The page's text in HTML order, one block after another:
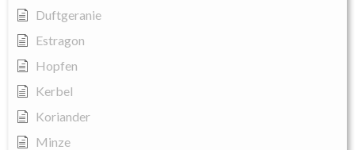
Duftgeranie
Estragon
Hopfen
Kerbel
Koriander
Minze